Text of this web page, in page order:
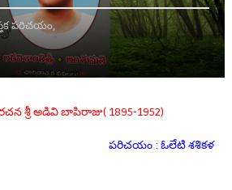
పరిచయం,
శ్రీ అడివి బాపిరాజు( 1895-1952)
పరిచయం : ఓలేటి శశికళ